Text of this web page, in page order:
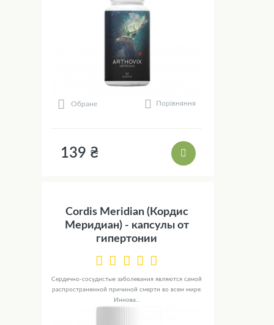
Обране Порівняння
139 ₴
Cordis Meridian (Кордис
Меридиан) - капсулы от
гипертонии
Сердечно-сосудистые заболевания являются самой
распространенной причиной смерти во всем мире.
Иннова...